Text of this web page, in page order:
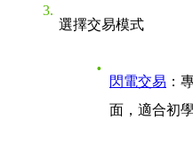
選擇交易模式
閃電交易 ：
面，適合初